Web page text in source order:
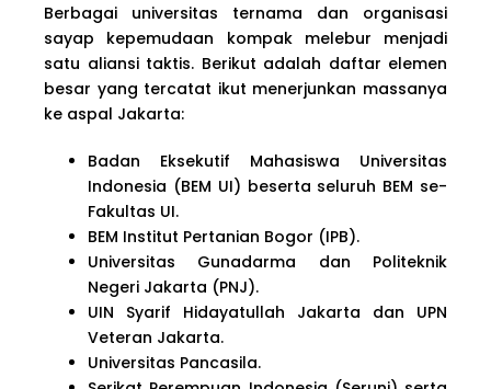
Berbagai universitas ternama dan organisasi
sayap kepemudaan kompak melebur menjadi
satu aliansi taktis. Berikut adalah daftar elemen
besar yang tercatat ikut menerjunkan massanya
ke aspal Jakarta:
Badan Eksekutif Mahasiswa Universitas
Indonesia (BEM UI) beserta seluruh BEM se-
Fakultas UI.
BEM Institut Pertanian Bogor (IPB).
Universitas Gunadarma dan Politeknik
Negeri Jakarta (PNJ).
UIN Syarif Hidayatullah Jakarta dan UPN
Veteran Jakarta.
Universitas Pancasila.